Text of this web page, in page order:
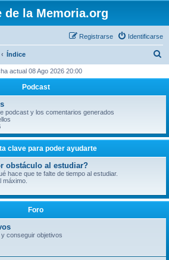
de la Memoria.org
Identificarse
Registrarse
Índice
c
actual 08 Ago 2026 20:00
Podcast
podcast y los comentarios generados
clave para poder ayudarte
obstáculo al estudiar?
hace que te falte de tiempo al estudiar.
máximo.
Foro
conseguir objetivos